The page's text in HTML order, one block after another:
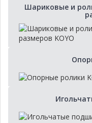
Шариковые и